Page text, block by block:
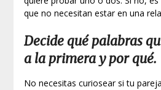
que no necesitan estar en una
Decide qué palabras
a la primera y por qué.
No necesitas curiosear si tu